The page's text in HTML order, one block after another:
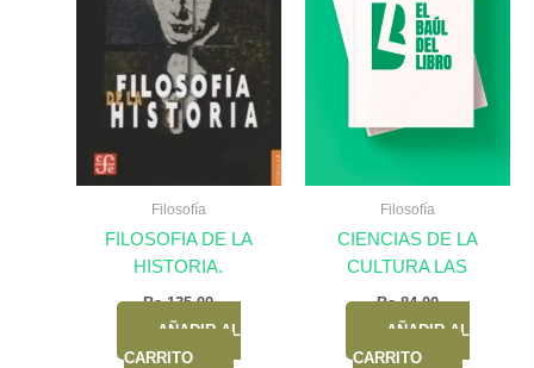
Filosofía
FILOSOFIA DE LA
HISTORIA.
Bs.135,00
AÑADIR AL
CARRITO
Filosofía
CIENCIAS DE LA
CULTURA LAS
Bs.84,00
AÑADIR AL
CARRITO